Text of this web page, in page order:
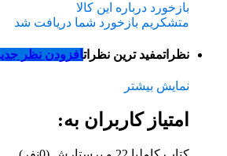
بازخورد درباره این کالا
متشکریم بازخورد شما دریافت شد
نظراتمفید ترین نظراتافزودن نظر
نمایش بیشتر
امتیاز کاربران به: